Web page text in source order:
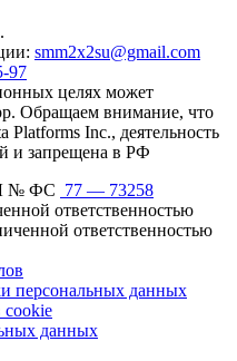
smm2x2su@gmail.com
97
целях может
Обращаем внимание, что
Inc., деятельность
и запрещена в РФ
№ ФС 77 — 73258
ответственностью
ответственностью
персональных данных
cookie
данных